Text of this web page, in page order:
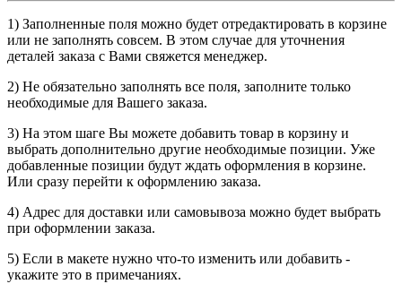
1) Заполненные поля можно будет отредактировать в корзине
или не заполнять совсем. В этом случае для уточнения
деталей заказа с Вами свяжется менеджер.
2) Не обязательно заполнять все поля, заполните только
необходимые для Вашего заказа.
3) На этом шаге Вы можете добавить товар в корзину и
выбрать дополнительно другие необходимые позиции. Уже
добавленные позиции будут ждать оформления в корзине.
Или сразу перейти к оформлению заказа.
4) Адрес для доставки или самовывоза можно будет выбрать
при оформлении заказа.
5) Если в макете нужно что-то изменить или добавить -
укажите это в примечаниях.